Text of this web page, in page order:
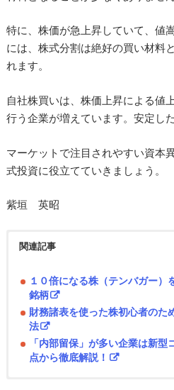
特に、株価が急上昇していて、値
には、株式分割は絶好の買い材料
れます。
自社株買いは、株価上昇による値
行う企業が増えています。安定し
マーケットで注目されやすい資本
式投資に役立てていきましょう。
紫垣 英昭
関連記事
１０倍になる株（テンバガー）
銘柄
財務諸表を使った株初心者のた
法
「内部留保」が多い企業は新
点から徹底解説！